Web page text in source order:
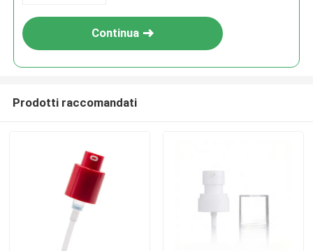
Continua
Prodotti raccomandati